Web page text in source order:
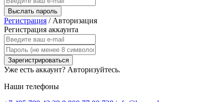
Выслать пароль
Регистрация / Авторизация
Регистрация аккаунта
Зарегистрироваться
Уже есть аккаунт? Авторизуйтесь.
Наши телефоны